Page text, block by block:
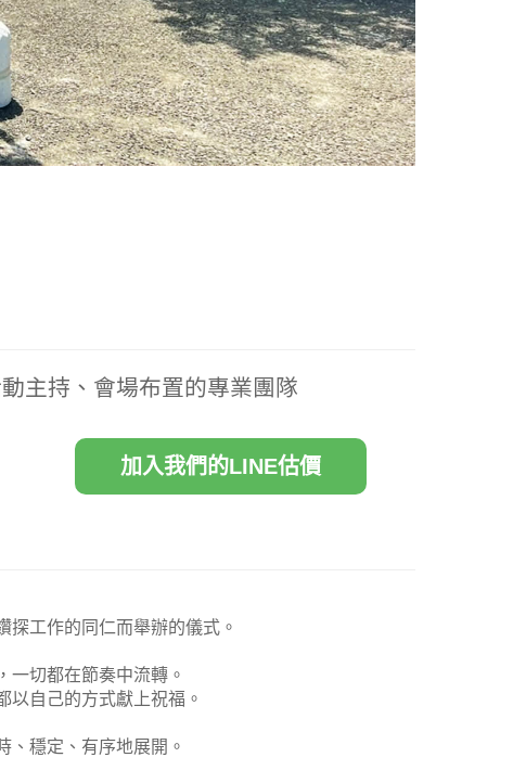
主持、會場布置的專業團隊
加入我們的LINE估價
工作的同仁而舉辦的儀式。
一切都在節奏中流轉。
以自己的方式獻上祝福。
、穩定、有序地展開。